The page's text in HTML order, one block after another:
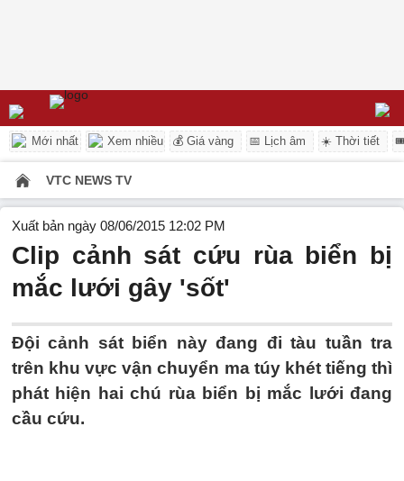
Mới nhất Xem nhiều 💰 Giá vàng 📅 Lịch âm ☀️ Thời tiết
VTC NEWS TV
Xuất bản ngày 08/06/2015 12:02 PM
Clip cảnh sát cứu rùa biển bị
mắc lưới gây 'sốt'
Đội cảnh sát biển này đang đi tàu tuần tra
trên khu vực vận chuyển ma túy khét tiếng thì
phát hiện hai chú rùa biển bị mắc lưới đang
cầu cứu.